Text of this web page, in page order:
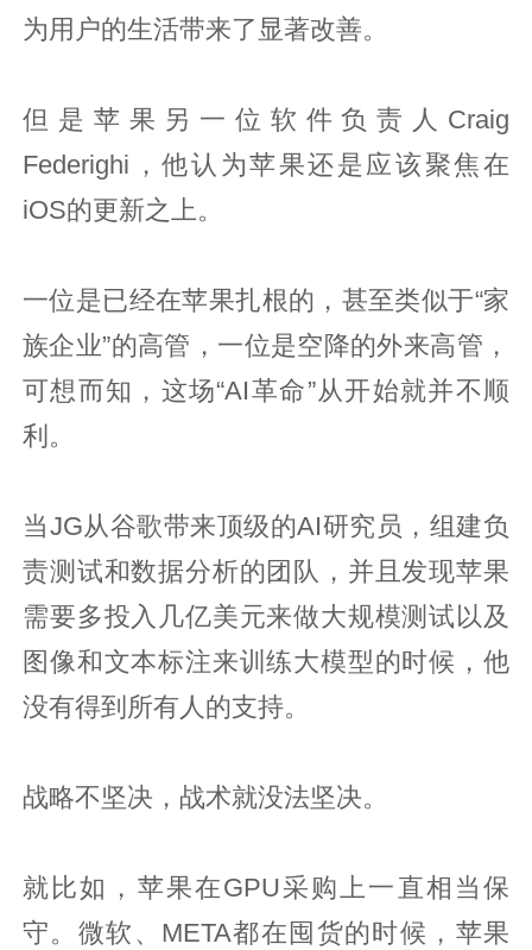
为用户的生活带来了显著改善。
但是苹果另一位软件负责人Craig
Federighi，他认为苹果还是应该聚焦在
iOS的更新之上。
一位是已经在苹果扎根的，甚至类似于“家
族企业”的高管，一位是空降的外来高管，
可想而知，这场“AI革命”从开始就并不顺
利。
当JG从谷歌带来顶级的AI研究员，组建负
责测试和数据分析的团队，并且发现苹果
需要多投入几亿美元来做大规模测试以及
图像和文本标注来训练大模型的时候，他
没有得到所有人的支持。
战略不坚决，战术就没法坚决。
就比如，苹果在GPU采购上一直相当保
守。微软、META都在囤货的时候，苹果